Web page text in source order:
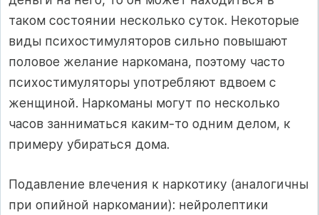
таком состоянии несколько суток. Некоторые
виды психостимуляторов сильно повышают
половое желание наркомана, поэтому часто
психостимуляторы употребляют вдвоем с
женщиной. Наркоманы могут по несколько
часов занниматься каким-то одним делом, к
примеру убираться дома.
Подавление влечения к наркотику (аналогичны
при опийной наркомании): нейролептики